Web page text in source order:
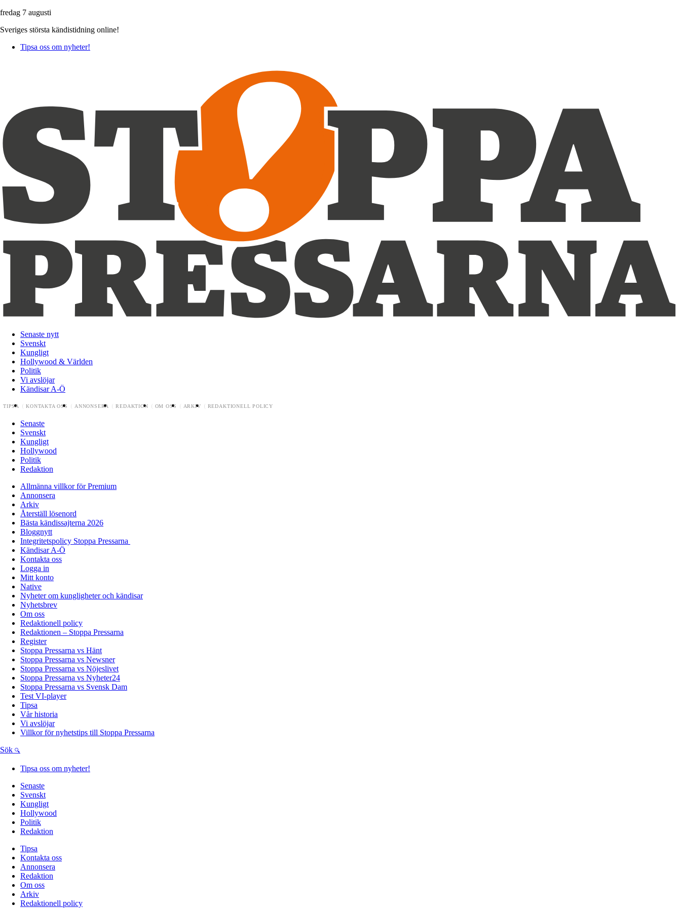
fredag 7 augusti
Sveriges största kändistidning online!
Tipsa oss om nyheter!
Senaste nytt
Svenskt
Kungligt
Hollywood & Världen
Politik
Vi avslöjar
Kändisar A-Ö
TIPSA KONTAKTA OSS ANNONSERA REDAKTION OM OSS ARKIV REDAKTIONELL POLICY
Senaste
Svenskt
Kungligt
Hollywood
Politik
Redaktion
Allmänna villkor för Premium
Annonsera
Arkiv
Återställ lösenord
Bästa kändissajterna 2026
Bloggnytt
Integritetspolicy Stoppa Pressarna
Kändisar A-Ö
Kontakta oss
Logga in
Mitt konto
Native
Nyheter om kungligheter och kändisar
Nyhetsbrev
Om oss
Redaktionell policy
Redaktionen – Stoppa Pressarna
Register
Stoppa Pressarna vs Hänt
Stoppa Pressarna vs Newsner
Stoppa Pressarna vs Nöjeslivet
Stoppa Pressarna vs Nyheter24
Stoppa Pressarna vs Svensk Dam
Test VI-player
Tipsa
Vår historia
Vi avslöjar
Villkor för nyhetstips till Stoppa Pressarna
Sök
Tipsa oss om nyheter!
Senaste
Svenskt
Kungligt
Hollywood
Politik
Redaktion
Tipsa
Kontakta oss
Annonsera
Redaktion
Om oss
Arkiv
Redaktionell policy